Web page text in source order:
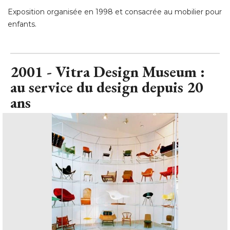
Exposition organisée en 1998 et consacrée au mobilier pour
enfants.
2001 - Vitra Design Museum :
au service du design depuis 20
ans